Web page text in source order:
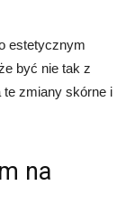
estetycznym
być nie tak z
te zmiany skórne i
na